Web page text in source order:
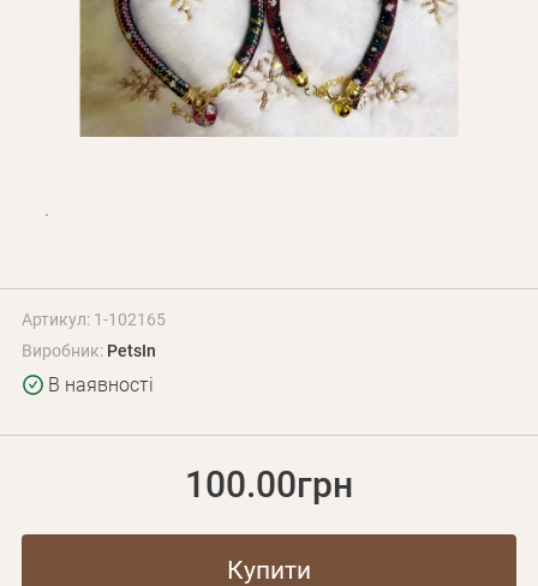
Оптовим клієнтам
Контакти
+380 (95) 095-00-05
Артикул: 1-102165
Виробник: PetsIn
В наявності
100.00грн
Купити